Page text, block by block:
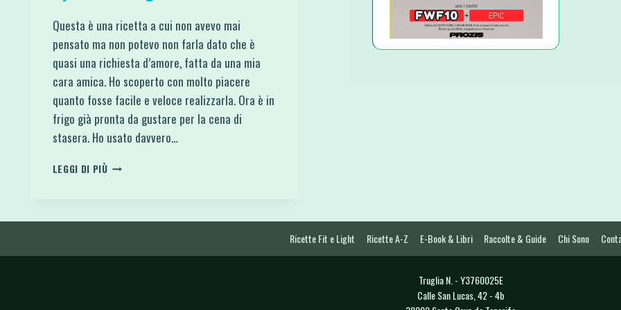
Questa è una ricetta a cui non avevo mai
pensato ma non potevo non farla dato che è
quasi una richiesta d’amore, fatta da una mia
cara amica. Ho scoperto con molto piacere
quanto fosse facile e veloce realizzarla. Ora è in
frigo già pronta da gustare per la cena di
stasera. Ho usato davvero…
LEGGI DI PIÙPATÉ
DA
Ricette Fit e Light Ricette A-Z E-Book & Libri Raccolte & Guide Chi Sono
Truglia N. - Y3760025E
Calle San Lucas, 42 - 4b